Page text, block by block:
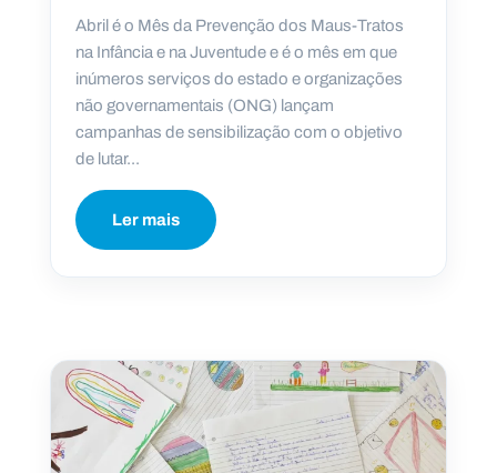
Abril é o Mês da Prevenção dos Maus-Tratos
na Infância e na Juventude e é o mês em que
inúmeros serviços do estado e organizações
não governamentais (ONG) lançam
campanhas de sensibilização com o objetivo
de lutar...
Ler mais